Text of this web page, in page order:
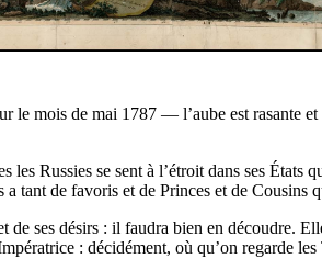
le mois de mai 1787 — l’aube est
les Russies se sent à l’étroit dans ses
tant de favoris et de Princes et de Cousins
de ses désirs : il faudra bien en découdre.
: décidément, où qu’on regarde